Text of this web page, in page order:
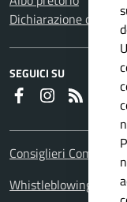
Dichiarazione di
SEGUICI SU
FaceboookInstagram
Consiglieri Comunali
Whistleblowing Policy